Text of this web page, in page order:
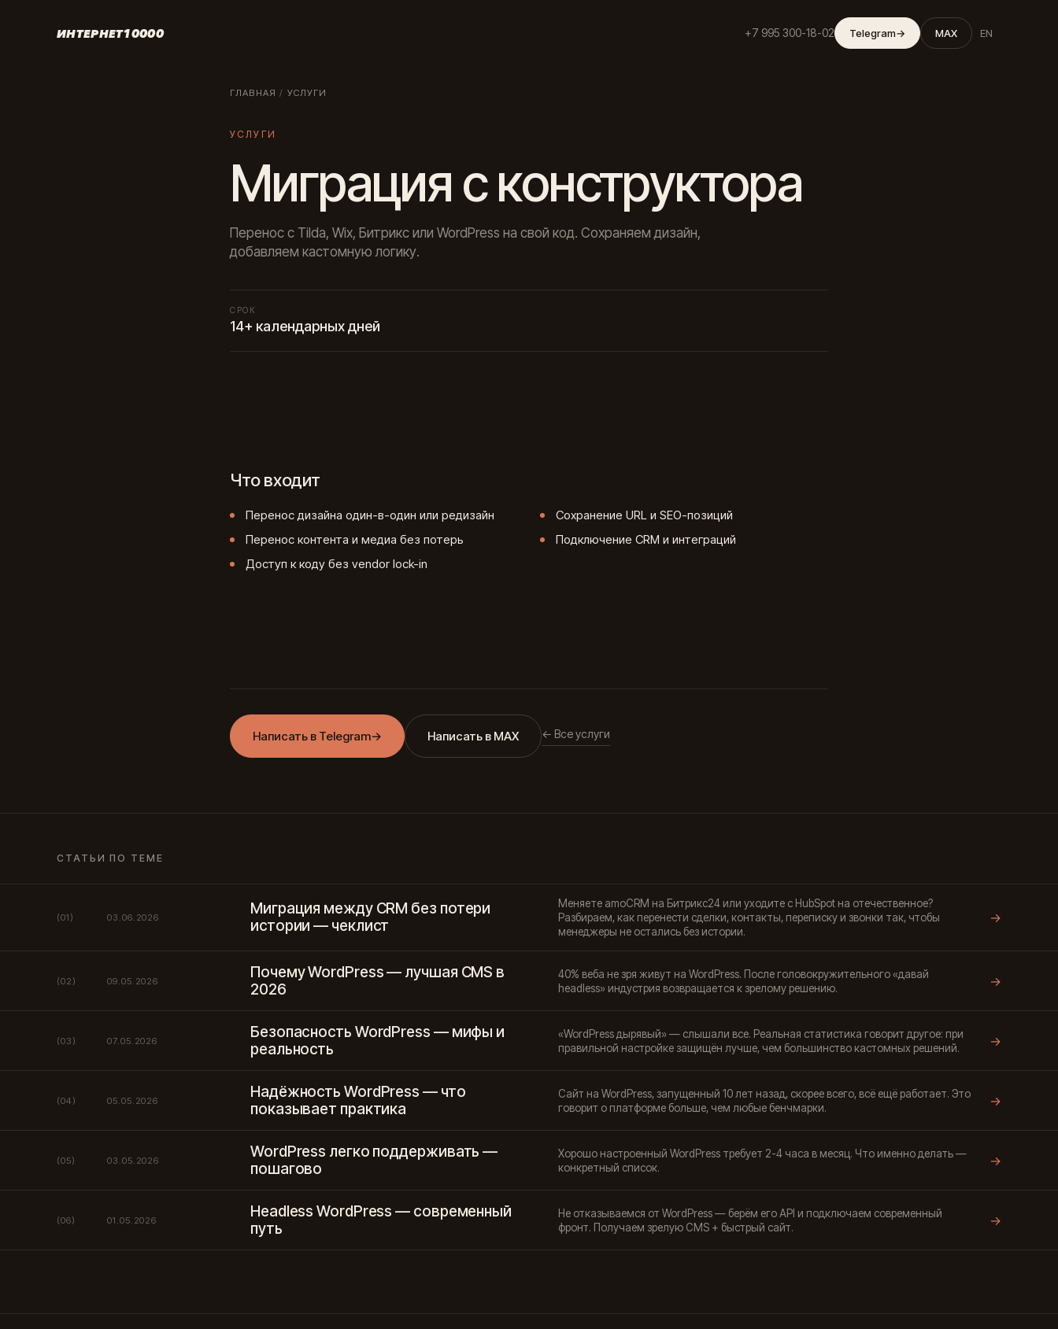
ИНТЕРНЕТ10000 +7 995 300-18-02 Telegram→ MAX EN
ГЛАВНАЯ / УСЛУГИ
УСЛУГИ
Миграция с конструктора
Перенос с Tilda, Wix, Битрикс или WordPress на свой код. Сохраняем дизайн,
добавляем кастомную логику.
СРОК
14+ календарных дней
Что входит
Перенос дизайна один-в-один или редизайн
Сохранение URL и SEO-позиций
Перенос контента и медиа без потерь
Подключение CRM и интеграций
Доступ к коду без vendor lock-in
Написать в Telegram→ Написать в MAX ← Все услуги
СТАТЬИ ПО ТЕМЕ
(01) 03.06.2026
Миграция между CRM без потери
истории — чеклист
Меняете amoCRM на Битрикс24 или уходите с HubSpot на отечественное?
Разбираем, как перенести сделки, контакты, переписку и звонки так, чтобы
менеджеры не остались без истории.
→
(02) 09.05.2026
Почему WordPress — лучшая CMS в
2026
40% веба не зря живут на WordPress. После головокружительного «давай
headless» индустрия возвращается к зрелому решению.
→
(03) 07.05.2026
Безопасность WordPress — мифы и
реальность
«WordPress дырявый» — слышали все. Реальная статистика говорит другое: при
правильной настройке защищён лучше, чем большинство кастомных решений.
→
(04) 05.05.2026
Надёжность WordPress — что
показывает практика
Сайт на WordPress, запущенный 10 лет назад, скорее всего, всё ещё работает. Это
говорит о платформе больше, чем любые бенчмарки.
→
(05) 03.05.2026
WordPress легко поддерживать —
пошагово
Хорошо настроенный WordPress требует 2-4 часа в месяц. Что именно делать —
конкретный список.
→
(06) 01.05.2026
Headless WordPress — современный
путь
Не отказываемся от WordPress — берём его API и подключаем современный
фронт. Получаем зрелую CMS + быстрый сайт.
→